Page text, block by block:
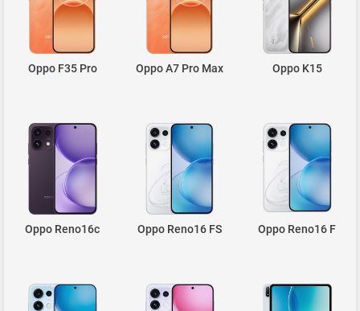
Oppo F35 Pro Oppo A7 Pro Max Oppo K15
Oppo Reno16c Oppo Reno16 FS Oppo Reno16 F